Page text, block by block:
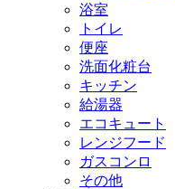
浴室
トイレ
便座
洗面化粧台
キッチン
給湯器
エコキュート
レンジフード
ガスコンロ
その他